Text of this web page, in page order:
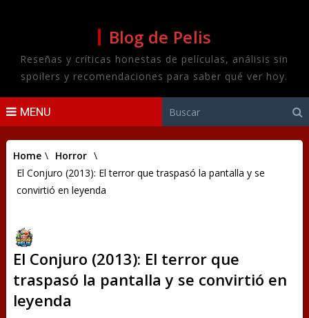
Blog de Pelis
Reseñas y críticas honestas de películas, análisis sin
spoilers y recomendaciones para saber qué ver hoy.
MENU
Home \ Horror \
El Conjuro (2013): El terror que traspasó la pantalla y se
convirtió en leyenda
El Conjuro (2013): El terror que
traspasó la pantalla y se convirtió en
leyenda